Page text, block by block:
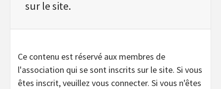
sur le site.
Ce contenu est réservé aux membres de
l'association qui se sont inscrits sur le site. Si vous
êtes inscrit, veuillez vous connecter. Si vous n'êtes